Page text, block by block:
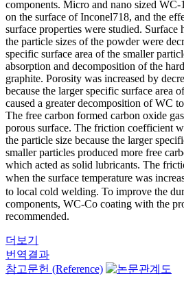
components. Micro and nano sized
on the surface of Inconel718, and the
surface properties were studied. Surface
the particle sizes of the powder were
specific surface area of the smaller
absorption and decomposition of the
graphite. Porosity was increased by
because the larger specific surface area
caused a greater decomposition of WC
The free carbon formed carbon oxide
porous surface. The friction coefficient
the particle size because the larger
smaller particles produced more free
which acted as solid lubricants. The
when the surface temperature was
to local cold welding. To improve the
components, WC-Co coating with the
recommended.
더보기
번역결과
참고문헌 (Reference)